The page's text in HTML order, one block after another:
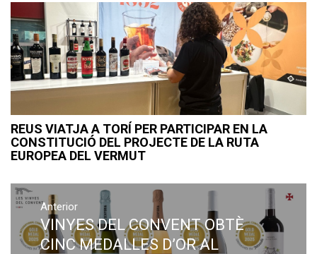
REUS VIATJA A TORÍ PER PARTICIPAR EN LA
CONSTITUCIÓ DEL PROJECTE DE LA RUTA
EUROPEA DEL VERMUT
Navegació
d'entrades
Anterior
Previous
post:
VINYES DEL CONVENT OBTÈ
CINC MEDALLES D’OR AL